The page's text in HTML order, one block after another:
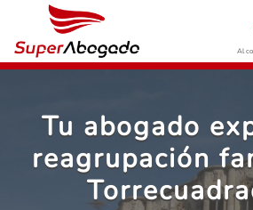
Al
Tu abogado
reagrupación